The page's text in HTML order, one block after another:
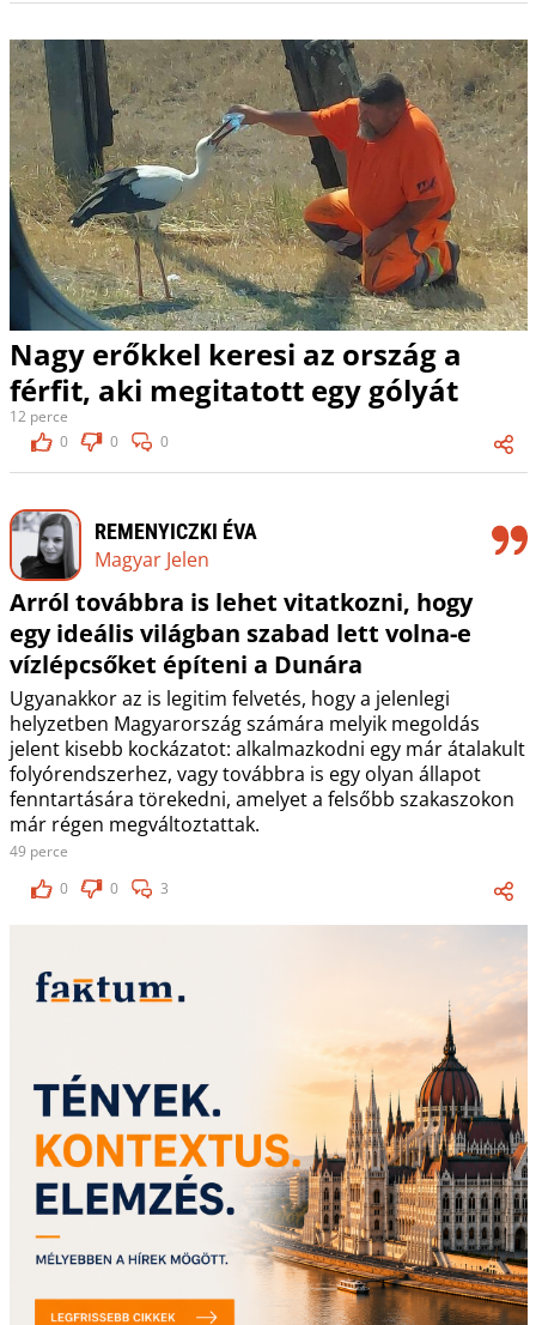
Nagy erőkkel keresi az ország a
férfit, aki megitatott egy gólyát
12 perce
0
0 0
REMENYICZKI ÉVA
Magyar Jelen
Arról továbbra is lehet vitatkozni, hogy
egy ideális világban szabad lett volna-e
vízlépcsőket építeni a Dunára
Ugyanakkor az is legitim felvetés, hogy a jelenlegi
helyzetben Magyarország számára melyik megoldás
jelent kisebb kockázatot: alkalmazkodni egy már átalakult
folyórendszerhez, vagy továbbra is egy olyan állapot
fenntartására törekedni, amelyet a felsőbb szakaszokon
már régen megváltoztattak.
49 perce
0
0 3